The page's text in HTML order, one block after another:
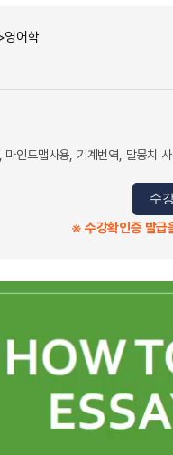
영어학
인드맵사용, 기계번역, 말뭉치
수
※ 수강확인증 발급